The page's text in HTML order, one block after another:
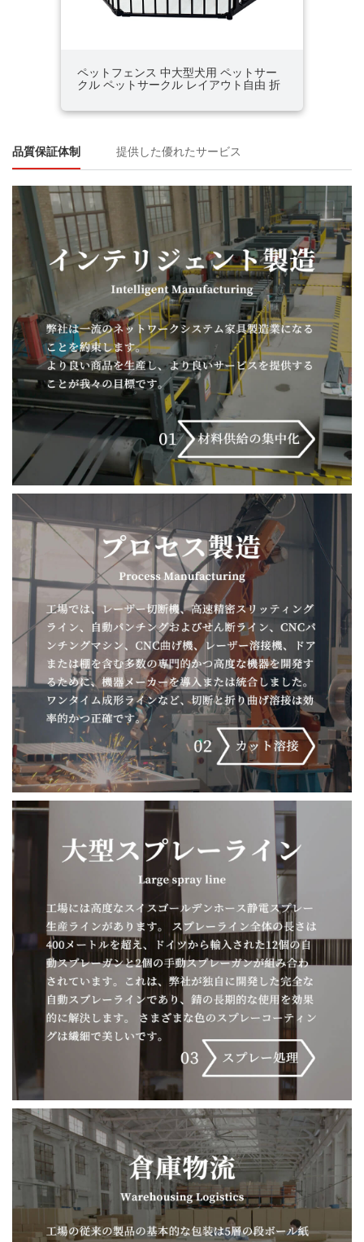
ペットフェンス 中大型犬用 ペットサー
クル ペットサークル レイアウト自由 折
ンス 室内 屋外 DIY 接続式 ダブルロック
品質保証体制 提供した優れたサービス